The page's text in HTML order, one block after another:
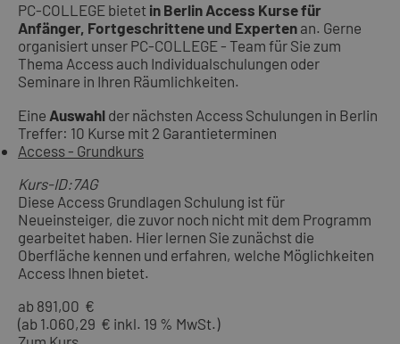
PC-COLLEGE bietet in Berlin Access Kurse für
Anfänger, Fortgeschrittene und Experten an. Gerne
organisiert unser PC-COLLEGE - Team für Sie zum
Thema Access auch Individualschulungen oder
Seminare in Ihren Räumlichkeiten.
Eine Auswahl der nächsten Access Schulungen in Berlin
Treffer: 10 Kurse mit 2 Garantieterminen
Access - Grundkurs
Kurs-ID:7AG
Diese Access Grundlagen Schulung ist für
Neueinsteiger, die zuvor noch nicht mit dem Programm
gearbeitet haben. Hier lernen Sie zunächst die
Oberfläche kennen und erfahren, welche Möglichkeiten
Access Ihnen bietet.
ab 891,00 €
(ab 1.060,29 € inkl. 19 % MwSt.)